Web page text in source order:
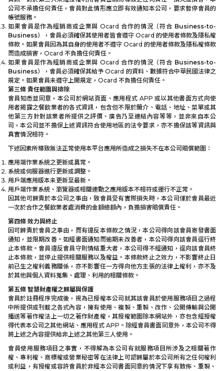
公司不承擔任何責任，會員對此情形應立即有效通知本公司，要求暫停會員的
帳號服務。
如果會員是作為經銷商或企業與 Ocard 合作的情況（符合 Business-to-
Business），會員必須確保其使用者皆會遵守 Ocard 的使用者條款及隱私權
條款。如果會員因為其自身的使用者不遵守 Ocard 的使用者條款及隱私權條款
而造成損害，Ocard 不負擔任何責任。
如果會員是作為經銷商或企業與 Ocard 合作的情況（符合 Business-to-
Business），會員必須確保其給予 Ocard 的資料、數據符合中華民國法律之
規定。如果會員未遵守上開規定，Ocard 不負擔任何責任。
第三條 責任範圍與排除
會員知悉並同意，本公司於網站頁面、應用程式 APP 或以其他書面方式向使
用者揭露之餐飲業者的各式資訊，包含但不限於簡介、電話、地址、菜單或其
他第三方針對該業者所提供之評價、廣告乃至連結內容等等，並非來自本公
司，本公司並不擔保上述資訊符合使用地區的法令要求，亦不擔保該等資訊與
真實情況相符。
下述因素所導致無法正常使用本平台應用所造成之損失不在本公司賠償範圍：
應用端作業系統之更新或異常。
系統或伺服器進行更新或調整。
用戶端應用版本未更新至最新。
用戶端作業系統、瀏覽器或相關連動之應用版本不相符或運行不正常。
因其他可歸責於本公司之事由，致會員受有實際損失時，本公司僅於會員最近
一次於合作之餐飲業者處消費的金額總額內，負擔損害賠償責任。
第四條 效力與終止
因可歸責於會員之事由，而有違反本條款之情況，本公司得向該會員寄發書面
通知，並限期改善。如經書面通知而逾期未改善者，本公司得向該會員逕行終
止本條款。會員違反會員守則情結重大者，本公司得不經通知，逕向該會員終
止本條款，並停止提供相關服務以及權益。本條款終止之效力，不影響終止日
前已生之權利義務關係，亦不影響任一方得向他方主張的法律上權利，亦不及
於其他與個人資料蒐集、處理、利用的相關條款。
第五條 智慧財產權之歸屬與保護
會員於註冊程序完成後，視為已授權本公司就其該會員於使用服務項目之過程
中所提供或刊載之各式內容，擁有使用、複製、重製、改作、公開傳輸與公開
播送等著作權法上一切之著作財產權，其授權範圍除本網站外，亦包含經授權
得代表本公司之其他網站、應用程式 APP。除經會員書面同意外，本公司不得
將上述之內容提供給非上述之其他第三人使用。
會員使用服務項目之事實，不得解為本公司有就服務項目所涉及之相關著作
權、專利權、商標權或營業秘密等在法律上可認歸屬於本公司所有之任何權利
或利益，有授權或容許會員於非經本公司書面同意的情況下享有散佈、重製、